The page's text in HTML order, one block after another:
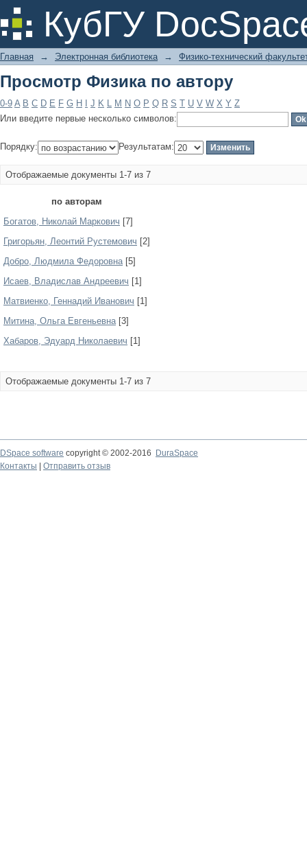
КубГУ
Просмотр Физика по автору
Главная → Электронная библиотека → Физико-технический
Просмотр Физика по автору
0-9 A B C D E F G H J K L M N O P Q R S T U V W X Y Z
Или введите первые несколько символов:
Порядку: Результатам:
Отображаемые документы 1-7 из 7
по авторам
Богатов, Николай Маркович [7]
Григорьян, Леонтий Рустемович [2]
Добро, Людмила Федоровна[5]
Исаев, Владислав Андреевич [1]
Матвиенко, Геннадий Иванович [1]
Митина, Ольга Евгеньевна[3]
Хабаров, Эдуард Николаевич [1]
Отображаемые документы 1-7 из 7
DSpace software copyright © 2002-2016
DuraSpace
Контакты
Отправить отзыв